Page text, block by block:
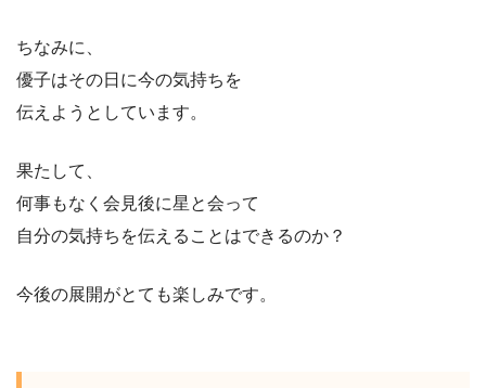
ちなみに、
優子はその日に今の気持ちを
伝えようとしています。
果たして、
何事もなく会見後に星と会って
自分の気持ちを伝えることはできるのか？
今後の展開がとても楽しみです。